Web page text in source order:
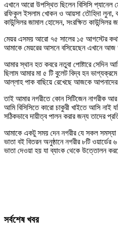
এখানে আরো উপস্থিত ছিলেন বিসিসি প্যানেল
রফিকুল ইসলাম খোকন ও আয়সা তৌহিদা লুনা,
কাউন্সিলর জামাল হোসেন, সংরক্ষিত কাউন্সিলর
মেয়র এসময় আরো ৭৫ সালের ১৫ আগস্টের
আমাকে মেয়রের আসনে বসিয়েছেন এখানে আজ
আমার স্থান হত কবরে নতুবা পোষ্টারে সেদিন
ছিলাম আমার মা ৫ টি বুলেট বিদ্ব হন
আল্লাহ পাক বাছিয়ে রেখেছে আজকে
তাই আমার নগরীতে কোন সিটিজেন নাগরীক
আমি বিসিসিতে কারো চাকুরী খাইতে আসি নাই
সঠিকভাবে দায়ীত্ব পালন করার জন্য তাদের
আমাকে একটু সময় দেন নগরীর যে সকল সমস্যা
ভাতা বই বিতরন অনুষ্ঠানে নগরীর ৮টি
ভাতা দেওয়া হয় যা ব্যাংক থেকে উত্তোলন
সর্বশেষ খবর